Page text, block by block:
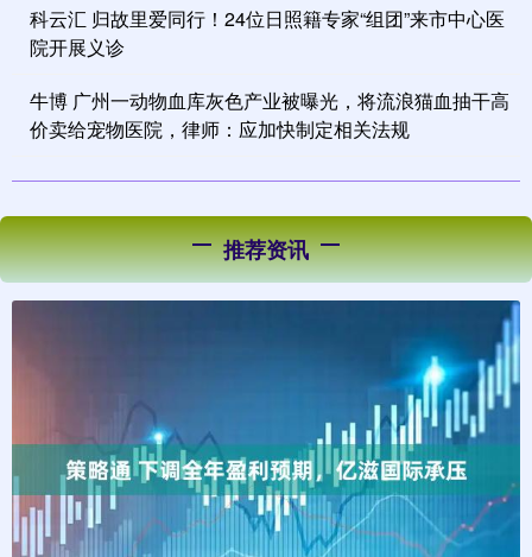
科云汇 归故里爱同行！24位日照籍专家“组团”来市中心医
院开展义诊
牛博 广州一动物血库灰色产业被曝光，将流浪猫血抽干高
价卖给宠物医院，律师：应加快制定相关法规
推荐资讯